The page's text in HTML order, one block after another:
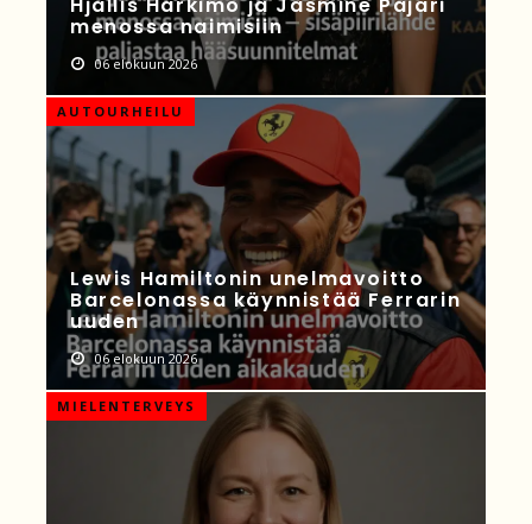
menossa naimisiin
06 elokuun 2026
AUTOURHEILU
Lewis Hamiltonin unelmavoitto
Barcelonassa käynnistää Ferrarin
uuden
06 elokuun 2026
MIELENTERVEYS